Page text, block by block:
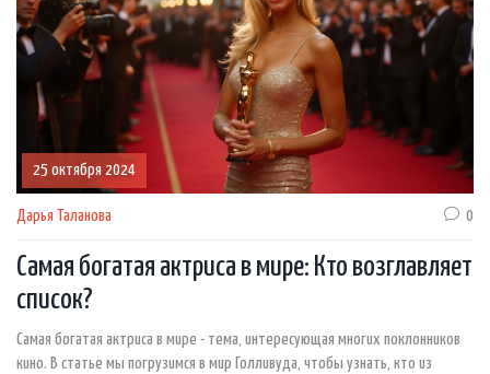
25 октября 2024
Дарья Таланова 0
Самая богатая актриса в мире: Кто возглавляет
список?
Самая богатая актриса в мире - тема, интересующая многих поклонников
кино. В статье мы погрузимся в мир Голливуда, чтобы узнать, кто из